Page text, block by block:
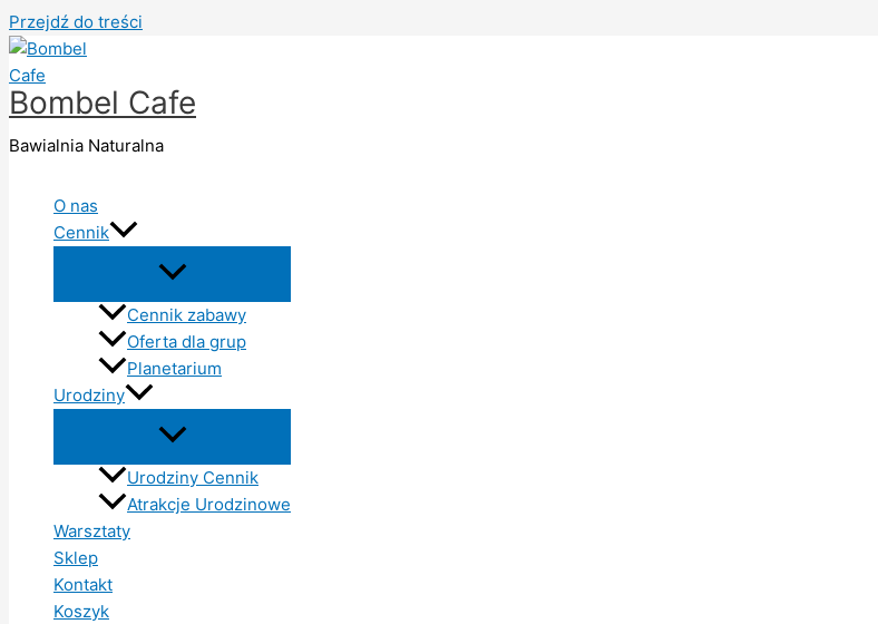
Przejdź do treści
Bombel Cafe
Bawialnia Naturalna
O nas
Cennik
Cennik zabawy
Oferta dla grup
Planetarium
Urodziny
Urodziny Cennik
Atrakcje Urodzinowe
Warsztaty
Sklep
Kontakt
Koszyk